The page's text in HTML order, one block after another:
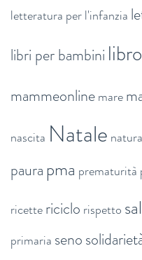
letteratura per l'infanzia
libri per bambini libro
mammeonlinemare
nascita Natale natura
paura pma prematurità
ricettericiclo rispetto
primaria seno